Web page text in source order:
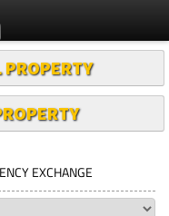
PROPERTY
EXCHANGE